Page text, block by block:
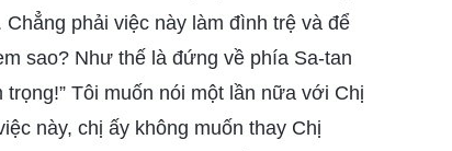
phải việc này làm đình trệ và để
sao? Như thế là đứng về phía Sa-tan
Tôi muốn nói một lần nữa với Chị
này, chị ấy không muốn thay Chị